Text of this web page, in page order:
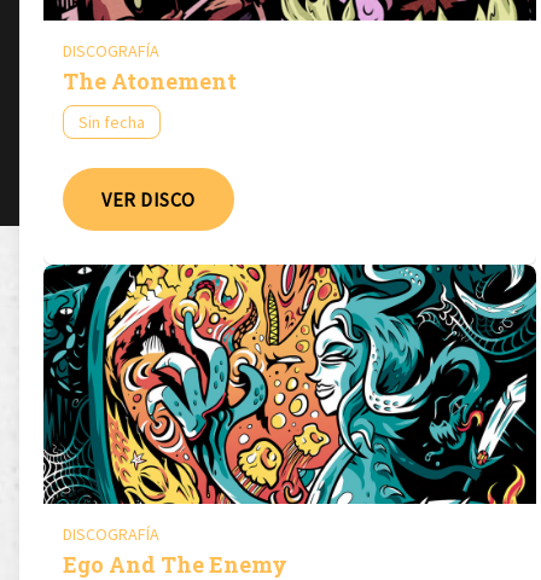
DISCOGRAFÍA
The Atonement
Sin fecha
VER DISCO
DISCOGRAFÍA
Ego And The Enemy